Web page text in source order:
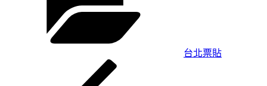
台北票貼